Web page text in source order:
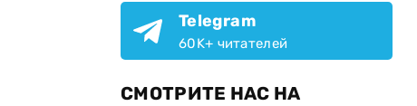
Telegram
60K+ читателей
СМОТРИТЕ НАС НА